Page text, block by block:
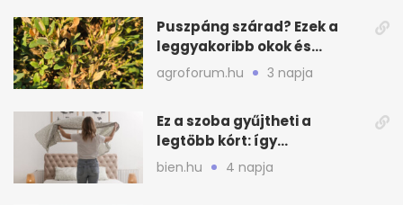
Puszpáng szárad? Ezek a
leggyakoribb okok és
teendők
agroforum.hu 3 napja
Ez a szoba gyűjtheti a
legtöbb kórt: így
mélytisztítsd otthon
bien.hu 4 napja